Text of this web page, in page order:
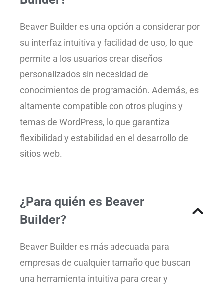
Beaver Builder es una opción a considerar por
su interfaz intuitiva y facilidad de uso, lo que
permite a los usuarios crear diseños
personalizados sin necesidad de
conocimientos de programación. Además, es
altamente compatible con otros plugins y
temas de WordPress, lo que garantiza
flexibilidad y estabilidad en el desarrollo de
sitios web.
¿Para quién es Beaver
Builder?
Beaver Builder es más adecuada para
empresas de cualquier tamaño que buscan
una herramienta intuitiva para crear y